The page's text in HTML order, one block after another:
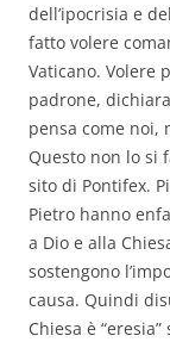
dell’ipocrisia e
fatto volere
Vaticano. Volere
padrone,
pensa come noi,
Questo non lo si
sito di Pontifex.
Pietro hanno
a Dio e alla
sostengono
causa. Quindi
Chiesa è